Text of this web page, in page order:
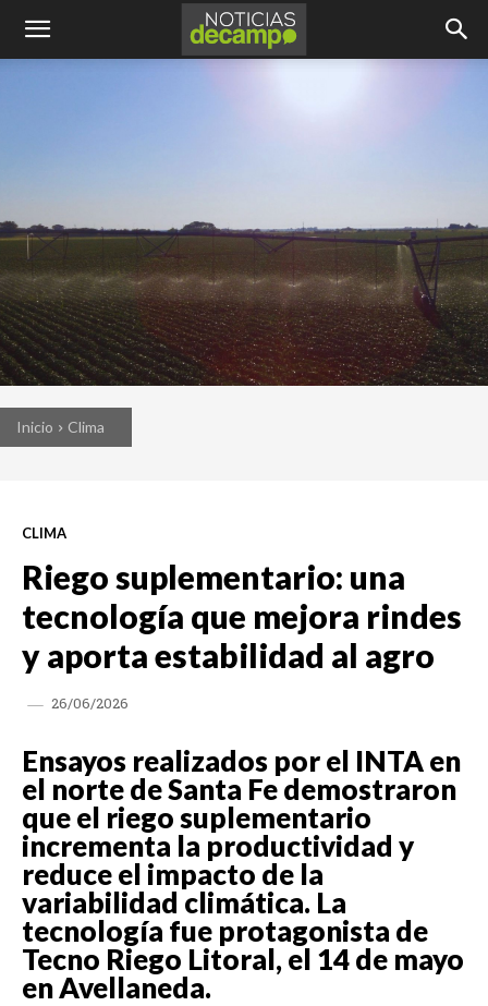
Inicio Clima
CLIMA
Riego suplementario: una
tecnología que mejora rindes
y aporta estabilidad al agro
26/06/2026
Ensayos realizados por el INTA en
el norte de Santa Fe demostraron
que el riego suplementario
incrementa la productividad y
reduce el impacto de la
variabilidad climática. La
tecnología fue protagonista de
Tecno Riego Litoral, el 14 de mayo
en Avellaneda.